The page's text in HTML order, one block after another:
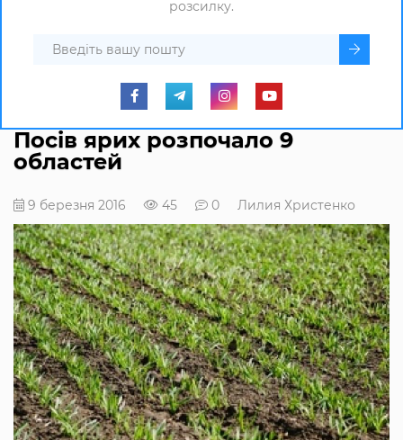
розсилку.
Посів ярих розпочало 9
областей
9 березня 2016 45 0 Лилия Христенко